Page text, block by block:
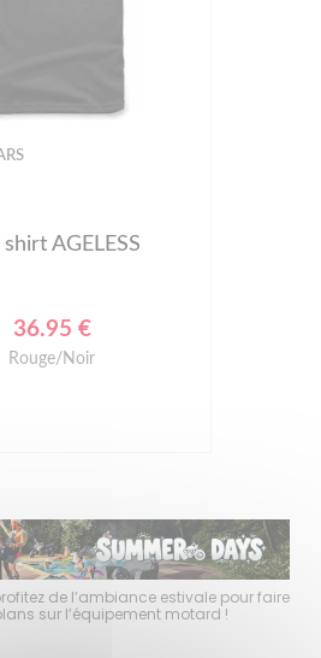
AGELESS
36.95 €
Rouge/Noir
de l’ambiance estivale pour faire
sur l’équipement motard !